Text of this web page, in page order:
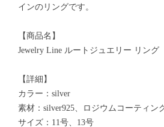
インのリングです。
【商品名】
Jewelry Line ルートジュエリー リング（
【詳細】
カラー：silver
素材：silver925、ロジウムコーティン
サイズ：11号、13号